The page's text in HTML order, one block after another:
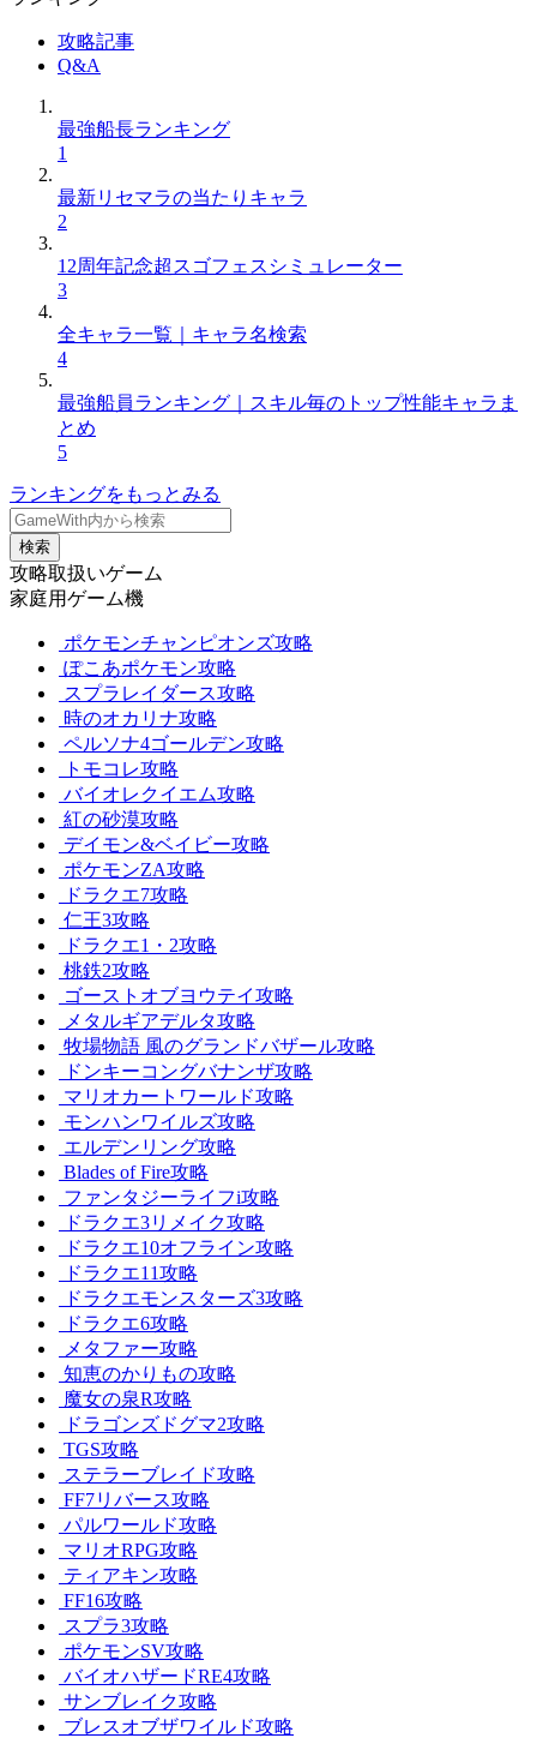
攻略記事
Q&A
最強船長ランキング
1
最新リセマラの当たりキャラ
2
12周年記念超スゴフェスシミュレーター
3
全キャラ一覧｜キャラ名検索
4
最強船員ランキング｜スキル毎のトップ性能キャラま
とめ
5
ランキングをもっとみる
検索
攻略取扱いゲーム
家庭用ゲーム機
ポケモンチャンピオンズ攻略
ぽこあポケモン攻略
スプラレイダース攻略
時のオカリナ攻略
ペルソナ4ゴールデン攻略
トモコレ攻略
バイオレクイエム攻略
紅の砂漠攻略
デイモン&ベイビー攻略
ポケモンZA攻略
ドラクエ7攻略
仁王3攻略
ドラクエ1・2攻略
桃鉄2攻略
ゴーストオブヨウテイ攻略
メタルギアデルタ攻略
牧場物語 風のグランドバザール攻略
ドンキーコングバナンザ攻略
マリオカートワールド攻略
モンハンワイルズ攻略
エルデンリング攻略
Blades of Fire攻略
ファンタジーライフi攻略
ドラクエ3リメイク攻略
ドラクエ10オフライン攻略
ドラクエ11攻略
ドラクエモンスターズ3攻略
ドラクエ6攻略
メタファー攻略
知恵のかりもの攻略
魔女の泉R攻略
ドラゴンズドグマ2攻略
TGS攻略
ステラーブレイド攻略
FF7リバース攻略
パルワールド攻略
マリオRPG攻略
ティアキン攻略
FF16攻略
スプラ3攻略
ポケモンSV攻略
バイオハザードRE4攻略
サンブレイク攻略
ブレスオブザワイルド攻略